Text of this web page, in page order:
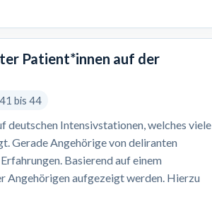
Patient*innen auf der
41 bis 44
Intensivstationen, welches viele
Gerade Angehörige von deliranten
Basierend auf einem
Angehörigen aufgezeigt werden. Hierzu